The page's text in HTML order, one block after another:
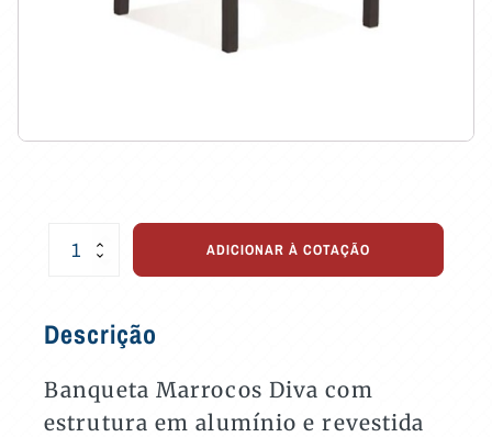
Banqueta
Varandas
Externas
quantidade
ADICIONAR À COTAÇÃO
Descrição
Banqueta Marrocos Diva com
estrutura em alumínio e revestida